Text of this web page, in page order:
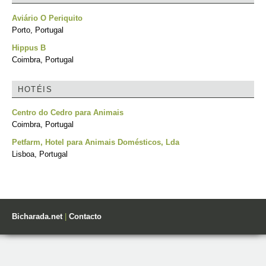
Aviário O Periquito
Porto, Portugal
Hippus B
Coimbra, Portugal
HOTÉIS
Centro do Cedro para Animais
Coimbra, Portugal
Petfarm, Hotel para Animais Domésticos, Lda
Lisboa, Portugal
Bicharada.net| Contacto